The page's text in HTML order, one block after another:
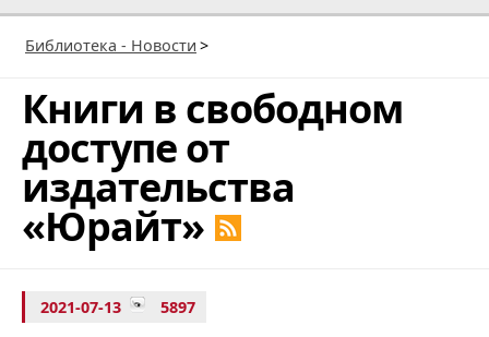
Библиотека - Новости >
Книги в свободном
доступе от
издательства
«Юрайт»
2021-07-13 5897